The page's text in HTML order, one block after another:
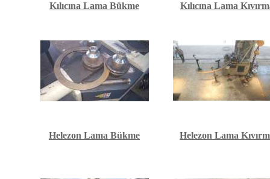
Kılıcına Lama Bükme Kılıcına Lama
Helezon Lama Bükme Helezon Lama